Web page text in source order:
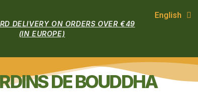
DELIVERY ON ORDERS OVER €49
(IN EUROPE)
English
DE BOUDDHA